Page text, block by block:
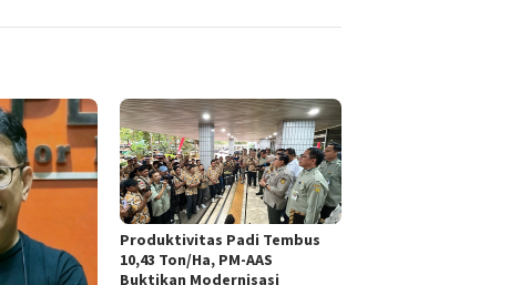
Produktivitas Padi Tembus
10,43 Ton/Ha, PM-AAS
Buktikan Modernisasi